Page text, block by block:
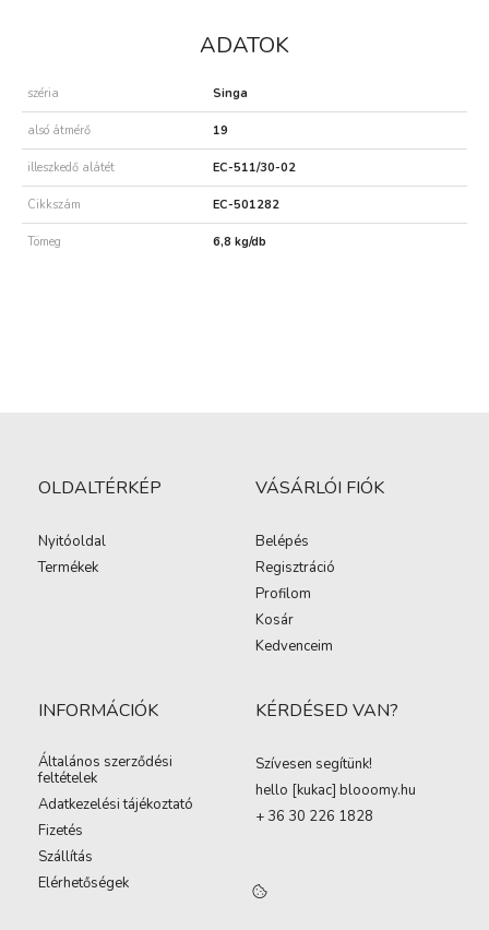
ADATOK
széria Singa
alsó átmérő 19
illeszkedő alátét EC-511/30-02
Cikkszám EC-501282
Tömeg 6,8 kg/db
OLDALTÉRKÉP
Nyitóoldal
Termékek
VÁSÁRLÓI FIÓK
Belépés
Regisztráció
Profilom
Kosár
Kedvenceim
INFORMÁCIÓK
Általános szerződési
feltételek
Adatkezelési tájékoztató
Fizetés
Szállítás
Elérhetőségek
KÉRDÉSED VAN?
Szívesen segítünk!
hello [kukac] blooomy.hu
+ 36 30 226 1828